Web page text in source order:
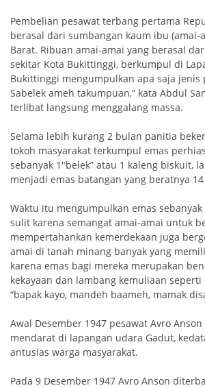
Pembelian pesawat terbang pertama
berasal dari sumbangan kaum ibu (amai-
Barat. Ribuan amai-amai yang berasal
sekitar Kota Bukittinggi, berkumpul di
Bukittinggi mengumpulkan apa saja jenis
Sabelek ameh takumpuan,” kata Abdul
terlibat langsung menggalang massa.
Selama lebih kurang 2 bulan panitia
tokoh masyarakat terkumpul emas
sebanyak 1″belek” atau 1 kaleng biskuit,
menjadi emas batangan yang beratnya
Waktu itu mengumpulkan emas
sulit karena semangat amai-amai untuk
mempertahankan kemerdekaan juga
amai di tanah minang banyak yang
karena emas bagi mereka merupakan
kekayaan dan lambang kemuliaan
“bapak kayo, mandeh baameh, mamak
Awal Desember 1947 pesawat Avro
mendarat di lapangan udara Gadut,
antusias warga masyarakat.
Pada 9 Desem­ber 1947 Avro Anson